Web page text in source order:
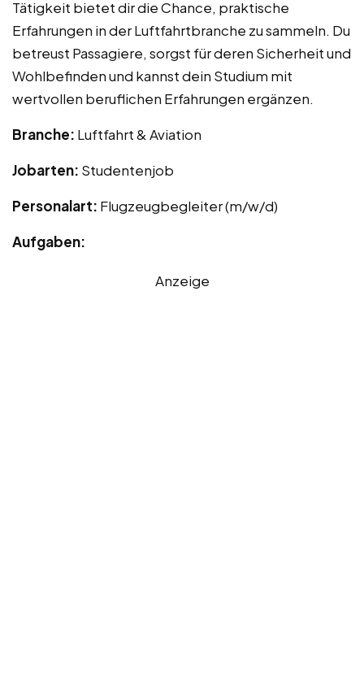
Tätigkeit bietet dir die Chance, praktische
Erfahrungen in der Luftfahrtbranche zu sammeln. Du
betreust Passagiere, sorgst für deren Sicherheit und
Wohlbefinden und kannst dein Studium mit
wertvollen beruflichen Erfahrungen ergänzen.
Branche: Luftfahrt & Aviation
Jobarten: Studentenjob
Personalart: Flugzeugbegleiter (m/w/d)
Aufgaben:
Anzeige